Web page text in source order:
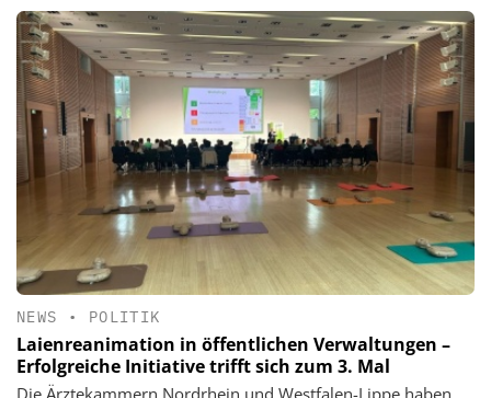
NEWS • POLITIK
Laienreanimation in öffentlichen Verwaltungen –
Erfolgreiche Initiative trifft sich zum 3. Mal
Die Ärztekammern Nordrhein und Westfalen-Lippe haben